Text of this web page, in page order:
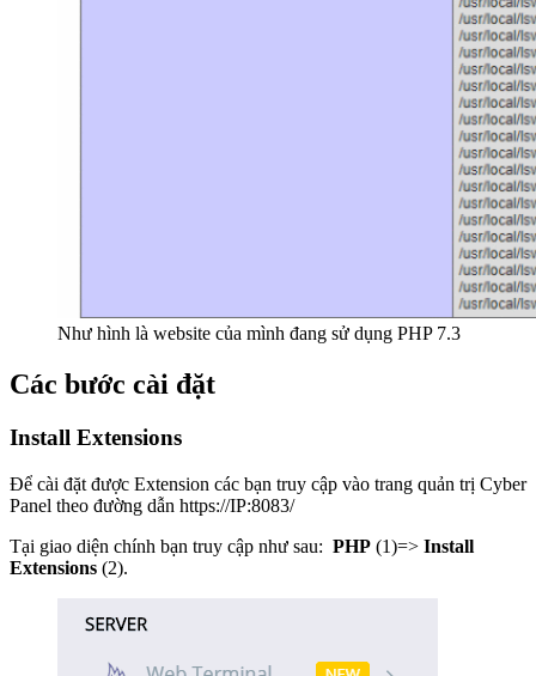
Như hình là website của mình đang sử dụng PHP 7.3
Các bước cài đặt
Install Extensions
Để cài đặt được Extension các bạn truy cập vào trang quản trị Cyber
Panel theo đường dẫn https://IP:8083/
Tại giao diện chính bạn truy cập như sau: PHP (1)=> Install
Extensions (2).